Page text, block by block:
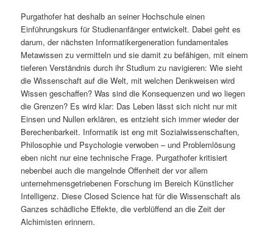
n
Purgathofer hat deshalb an seiner Hochschule einen
Einführungskurs für Studienanfänger entwickelt. Dabei geht es
darum, der nächsten Informatikergeneration fundamentales
Metawissen zu vermitteln und sie damit zu befähigen, mit einem
tieferen Verständnis durch ihr Studium zu navigieren: Wie sieht
die Wissenschaft auf die Welt, mit welchen Denkweisen wird
Wissen geschaffen? Was sind die Konsequenzen und wo liegen
die Grenzen? Es wird klar: Das Leben lässt sich nicht nur mit
Einsen und Nullen erklären, es entzieht sich immer wieder der
Berechenbarkeit. Informatik ist eng mit Sozialwissenschaften,
Philosophie und Psychologie verwoben – und Problemlösung
eben nicht nur eine technische Frage. Purgathofer kritisiert
nebenbei auch die mangelnde Offenheit der vor allem
unternehmensgetriebenen Forschung im Bereich Künstlicher
Intelligenz. Diese Closed Science hat für die Wissenschaft als
Ganzes schädliche Effekte, die verblüffend an die Zeit der
Alchimisten erinnern.